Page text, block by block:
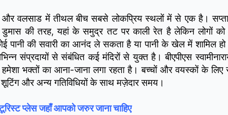
वलसाड में तीथल बीच सबसे लोकप्रिय स्थलों में से एक है।
की तरह, यहां के समुद्र तट पर काली रेत है लेकिन लोगों को
पानी की सवारी का आनंद ले सकता है या पानी के खेल में शामिल
संप्रदायों से संबंधित कई मंदिरों से युक्त है। बीएपीएस
हमेशा भक्तों का आना-जाना लगा रहता है। बच्चों और वयस्कों के
और अन्य गतिविधियों के साथ मज़ेदार समय।
प्लेस जहाँ आपको जरुर जाना चाहिए